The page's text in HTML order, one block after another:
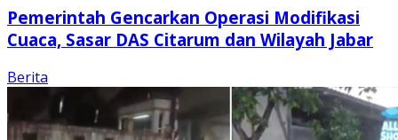
Pemerintah Gencarkan Operasi Modifikasi
Cuaca, Sasar DAS Citarum dan Wilayah Jabar
Berita